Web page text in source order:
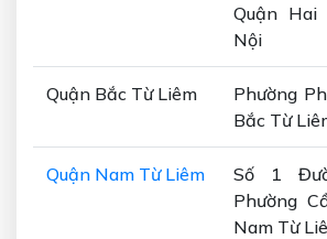
Quận Hai
Nội
Quận Bắc Từ Liêm
Phường
Bắc Từ
Quận Nam Từ Liêm
Số 1
Phường
Nam Từ